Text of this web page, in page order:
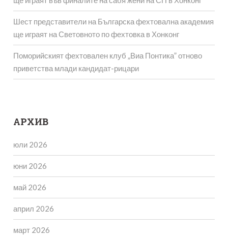
Шест представители на Българска фехтовална академия
ще играят на Световното по фехтовка в Хонконг
Поморийският фехтовален клуб „Виа Понтика” отново
приветства млади кандидат-рицари
АРХИВ
юли 2026
юни 2026
май 2026
април 2026
март 2026